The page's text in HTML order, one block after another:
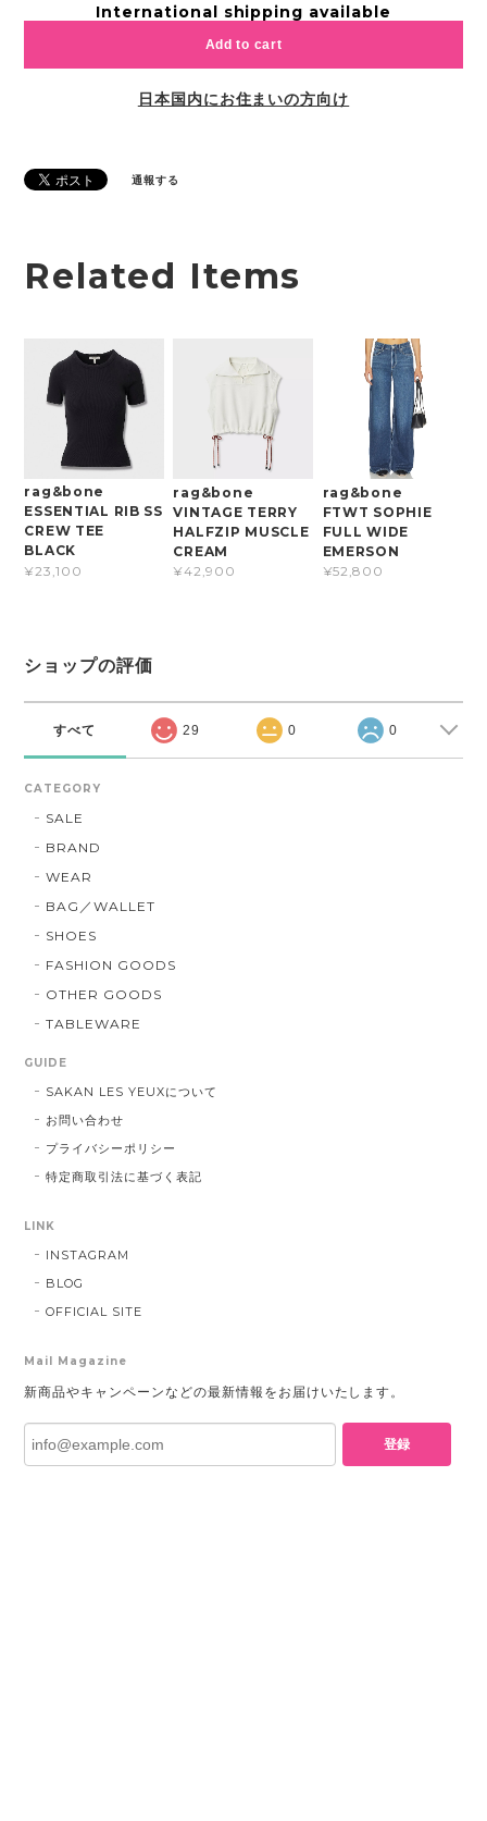
International shipping available
Add to cart
日本国内にお住まいの方向け
通報する
Related Items
rag&bone
ESSENTIAL RIB SS
CREW TEE
BLACK
¥23,100
rag&bone
VINTAGE TERRY
HALFZIP MUSCLE
CREAM
¥42,900
rag&bone
FTWT SOPHIE
FULL WIDE
EMERSON
¥52,800
ショップの評価
すべて 29 0 0
CATEGORY
SALE
BRAND
WEAR
BAG／WALLET
SHOES
FASHION GOODS
OTHER GOODS
TABLEWARE
GUIDE
SAKAN LES YEUXについて
お問い合わせ
プライバシーポリシー
特定商取引法に基づく表記
LINK
INSTAGRAM
BLOG
OFFICIAL SITE
Mail Magazine
新商品やキャンペーンなどの最新情報をお届けいたします。
登録